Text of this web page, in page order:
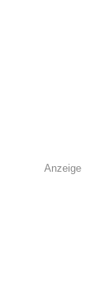
Anzeige